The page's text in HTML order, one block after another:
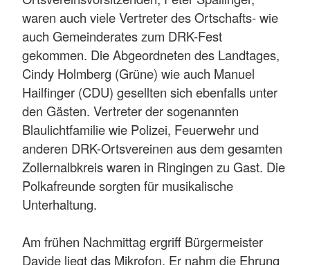
waren auch viele Vertreter des Ortschafts- wie
auch Gemeinderates zum DRK-Fest
gekommen. Die Abgeordneten des Landtages,
Cindy Holmberg (Grüne) wie auch Manuel
Hailfinger (CDU) gesellten sich ebenfalls unter
den Gästen. Vertreter der sogenannten
Blaulichtfamilie wie Polizei, Feuerwehr und
anderen DRK-Ortsvereinen aus dem gesamten
Zollernalbkreis waren in Ringingen zu Gast. Die
Polkafreunde sorgten für musikalische
Unterhaltung.
Am frühen Nachmittag ergriff Bürgermeister
Davide liegt das Mikrofon. Er nahm die Ehrung